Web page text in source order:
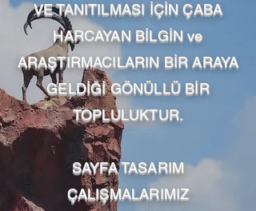
VE TANITILMASI İÇİN ÇABA
HARCAYAN BİLGİN ve
ARAŞTIRMACILARIN BİR ARAYA
GELDİĞİ GÖNÜLLÜ BİR
TOPLULUKTUR.
SAYFA TASARIM
ÇALIŞMALARIMIZ